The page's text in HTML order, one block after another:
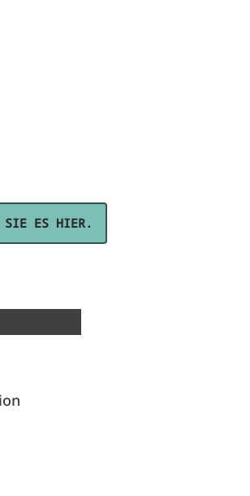
SIE ES HIER.